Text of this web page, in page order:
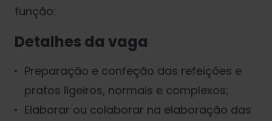
função:
Detalhes da vaga
Preparação e confeção das refeições e
pratos ligeiros, normais e complexos;
Elaborar ou colaborar na elaboração das